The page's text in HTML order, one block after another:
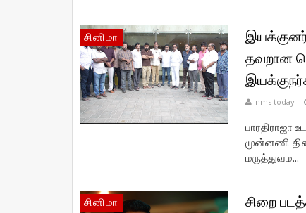
சினிமா
இயக்குனர்
தவறான
nms today
பாரதிராஜா
முன்னணி
மருத்துவம...
சினிமா சிறை